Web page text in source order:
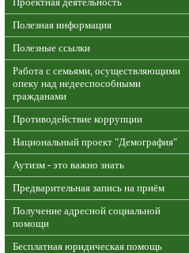
Полезная информация
Полезные ссылки
Работа с семьями, осуществляющими
опеку над недееспособными
гражданами
Противодействие коррупции
Национальный проект "Демография"
Аутизм - это важно знать
Предварительная запись на приём
Получение адресной социальной
помощи
Бесплатная юридическая помощь